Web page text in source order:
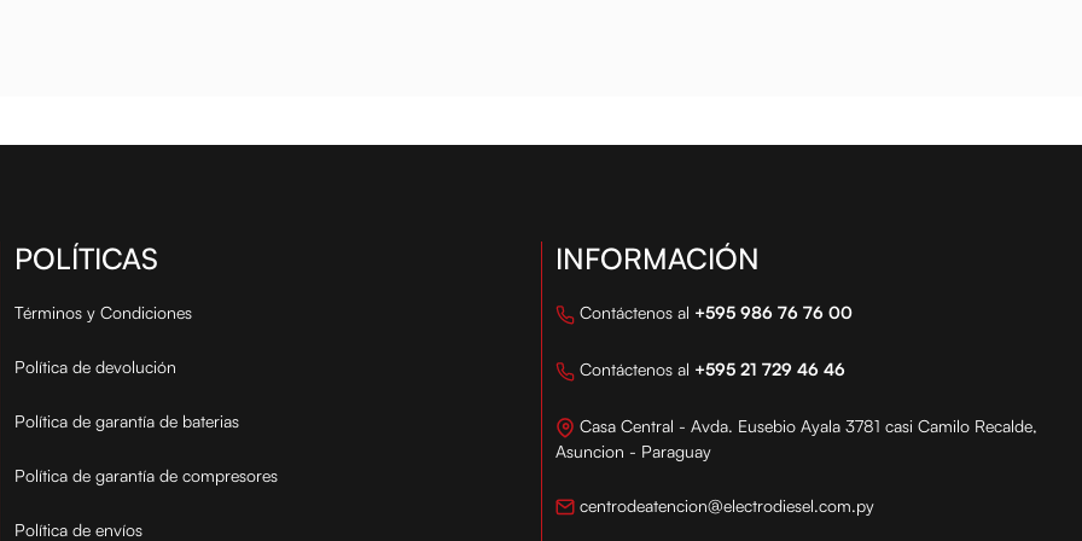
POLÍTICAS
Términos y Condiciones
Política de devolución
Política de garantía de baterias
Política de garantía de compresores
Política de envíos
INFORMACIÓN
Contáctenos al +595 986 76 76 00
Contáctenos al +595 21 729 46 46
Casa Central - Avda. Eusebio Ayala 3781 casi Camilo Recalde,
Asuncion - Paraguay
centrodeatencion@electrodiesel.com.py